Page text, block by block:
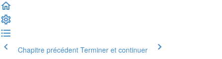
Chapitre précédent Terminer et continuer